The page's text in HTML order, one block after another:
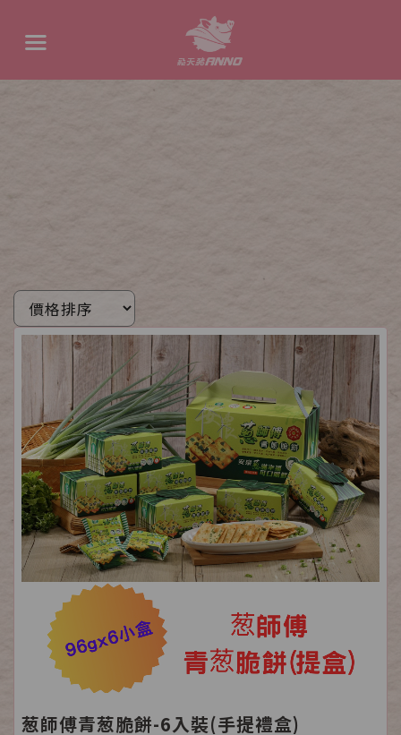
葱師傅青葱脆餅-6入裝(手提禮盒)